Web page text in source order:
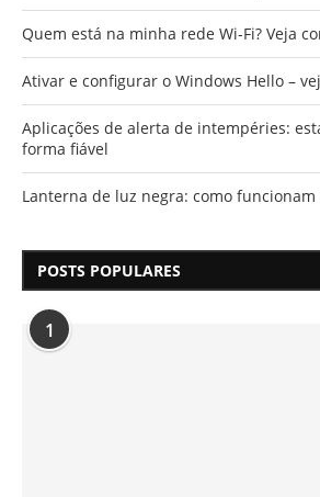
Quem está na minha rede Wi-Fi? Veja
Ativar e configurar o Windows Hello –
Aplicações de alerta de intempéries:
forma fiável
Lanterna de luz negra: como funcionam
POSTS POPULARES
1